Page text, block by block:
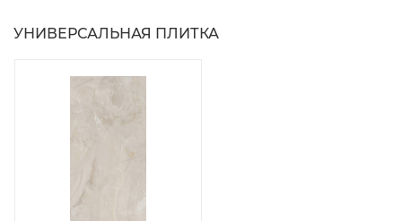
УНИВЕРСАЛЬНАЯ ПЛИТКА